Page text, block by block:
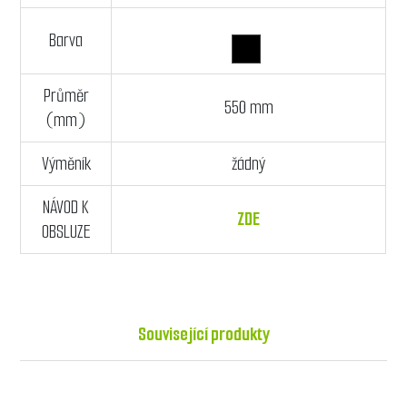
Barva
Průměr
(mm)
550 mm
Výměník
žádný
NÁVOD K
OBSLUZE
ZDE
Související produkty